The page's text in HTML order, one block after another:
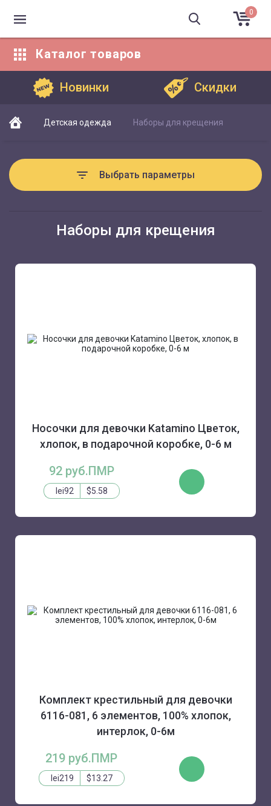
0
Каталог товаров
Новинки Скидки
Детская одежда Наборы для крещения
Выбрать параметры
Наборы для крещения
Носочки для девочки Katamino Цветок,
хлопок, в подарочной коробке, 0-6 м
92 руб.ПМР
lei92 $5.58
КУПИТЬ
Комплект крестильный для девочки
6116-081, 6 элементов, 100% хлопок,
интерлок, 0-6м
219 руб.ПМР
lei219 $13.27
КУПИТЬ